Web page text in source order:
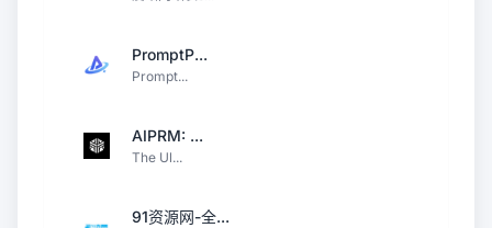
PromptP...
Prompt...
AIPRM: ...
The Ul...
91资源网-全...